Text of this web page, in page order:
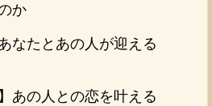
か
なたとあの人が迎える
あの人との恋を叶える